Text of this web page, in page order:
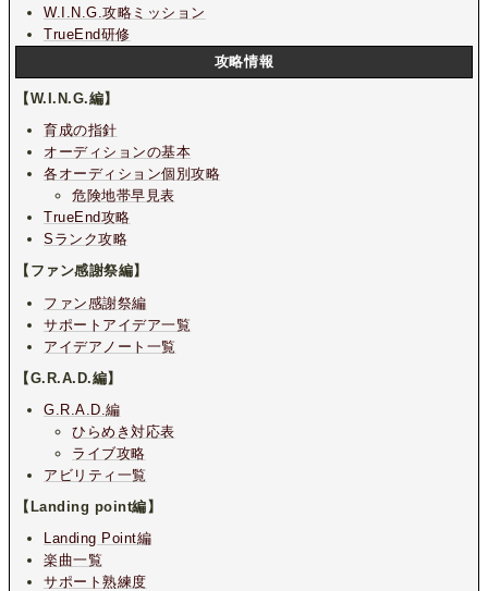
W.I.N.G.攻略ミッション
TrueEnd研修
攻略情報
【W.I.N.G.編】
育成の指針
オーディションの基本
各オーディション個別攻略
危険地帯早見表
TrueEnd攻略
Sランク攻略
【ファン感謝祭編】
ファン感謝祭編
サポートアイデア一覧
アイデアノート一覧
【G.R.A.D.編】
G.R.A.D.編
ひらめき対応表
ライブ攻略
アビリティ一覧
【Landing point編】
Landing Point編
楽曲一覧
サポート熟練度